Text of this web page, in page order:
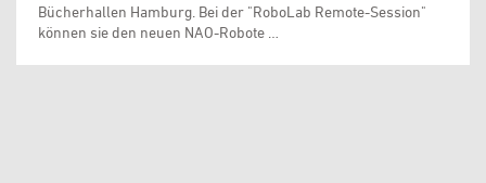
Bücherhallen Hamburg. Bei der "RoboLab Remote-Session"
können sie den neuen NAO-Robote …